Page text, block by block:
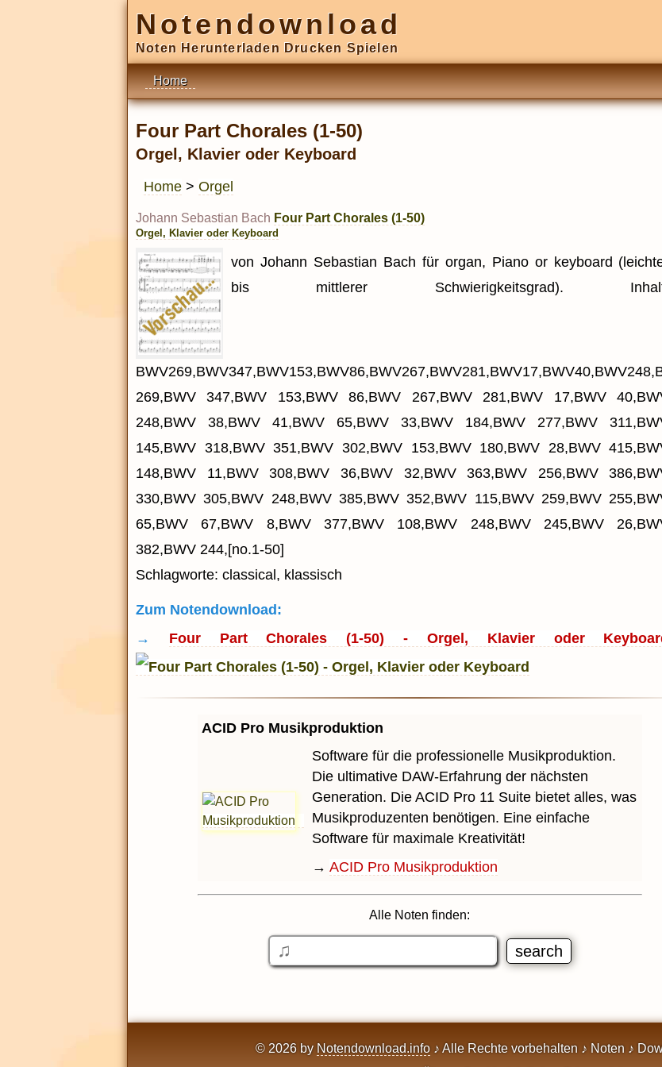
Notendownload
Noten Herunterladen Drucken Spielen
Home
Four Part Chorales (1-50)
Orgel, Klavier oder Keyboard
Home > Orgel
Johann Sebastian Bach Four Part Chorales (1-50)
Orgel, Klavier oder Keyboard
von Johann Sebastian Bach für organ, Piano or keyboard
bis mittlerer Schwierigkeitsgrad).
269,BWV 347,BWV 153,BWV 86,BWV 267,BWV 281,BWV 17,BWV
248,BWV 38,BWV 41,BWV 65,BWV 33,BWV 184,BWV 277,BWV
145,BWV 318,BWV 351,BWV 302,BWV 153,BWV 180,BWV 28,BWV
148,BWV 11,BWV 308,BWV 36,BWV 32,BWV 363,BWV 256,BWV
330,BWV 305,BWV 248,BWV 385,BWV 352,BWV 115,BWV 259,BWV
65,BWV 67,BWV 8,BWV 377,BWV 108,BWV 248,BWV 245,BWV
382,BWV 244,[no.1-50]
Schlagworte: classical, klassisch
Zum Notendownload:
→ Four Part Chorales (1-50) - Orgel, Klavier oder
ACID Pro Musikproduktion
Software für die professionelle Musikproduktion.
Die ultimative DAW-Erfahrung der nächsten
Generation. Die ACID Pro 11 Suite bietet alles, was
Musikproduzenten benötigen. Eine einfache
Software für maximale Kreativität!
→ ACID Pro Musikproduktion
Alle Noten finden:
© 2026 by Notendownload.info♪ Alle Rechte vorbehalten ♪ Noten ♪